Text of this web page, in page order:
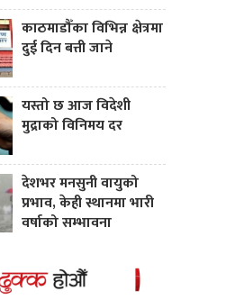
काठमाडौँका विभिन्न क्षेत्रमा
दुई दिन बत्ती जाने
यस्तो छ आज विदेशी
मुद्राको विनिमय दर
देशभर मनसुनी वायुको
प्रभाव, केही स्थानमा भारी
वर्षाको सम्भावना